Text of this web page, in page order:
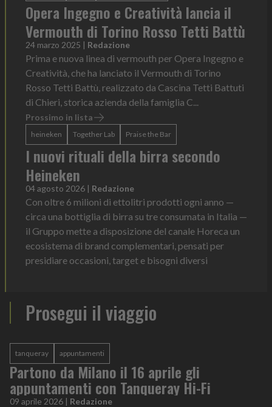
Opera Ingegno e Creatività lancia il
Vermouth di Torino Rosso Tetti Battù
24 marzo 2025 | Redazione
Prima e nuova linea di vermouth per Opera Ingegno e
Creatività, che ha lanciato il Vermouth di Torino
Rosso Tetti Battù, realizzato da Cascina Tetti Battuti
di Chieri, storica azienda della famiglia C...
Prossimo in lista
heineken Together Lab Praise the Bar
I nuovi rituali della birra secondo
Heineken
04 agosto 2026 | Redazione
Con oltre 6 milioni di ettolitri prodotti ogni anno —
circa una bottiglia di birra su tre consumata in Italia —
il Gruppo mette a disposizione del canale Horeca un
ecosistema di brand complementari, pensati per
presidiare occasioni, target e bisogni diversi
Prosegui il viaggio
tanqueray appuntamenti
Partono da Milano il 16 aprile gli
appuntamenti con Tanqueray Hi-Fi
09 aprile 2026 | Redazione